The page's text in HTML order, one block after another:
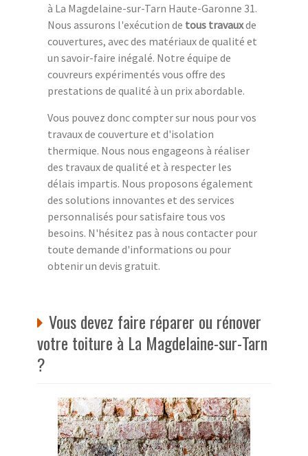
à La Magdelaine-sur-Tarn Haute-Garonne 31.
Nous assurons l'exécution de tous travauxde
couvertures, avec des matériaux de qualité et
un savoir-faire inégalé. Notre équipe de
couvreurs expérimentés vous offre des
prestations de qualité à un prix abordable.
Vous pouvez donc compter sur nous pour vos
travaux de couverture et d'isolation
thermique. Nous nous engageons à réaliser
des travaux de qualité et à respecter les
délais impartis. Nous proposons également
des solutions innovantes et des services
personnalisés pour satisfaire tous vos
besoins. N'hésitez pas à nous contacter pour
toute demande d'informations ou pour
obtenir un devis gratuit.
Vous devez faire réparer ou rénover
votre toiture à La Magdelaine-sur-Tarn
?